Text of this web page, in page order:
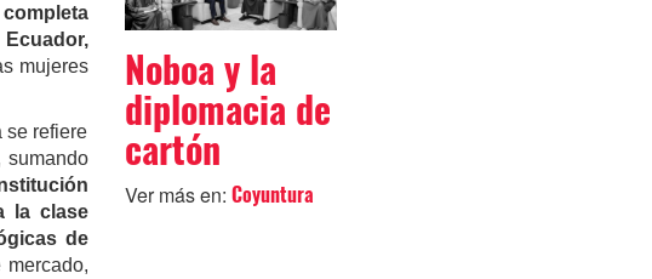
mujeres
se refiere
sumando
la clase
de
Noboa y la
diplomacia de
cartón
Ver más en: Coyuntura